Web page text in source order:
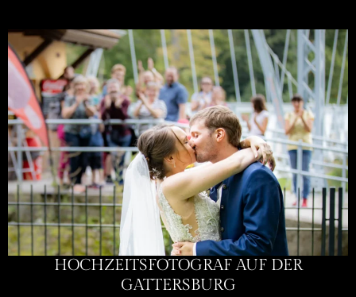
HOCHZEITSFOTOGRAF AUF DER
GATTERSBURG